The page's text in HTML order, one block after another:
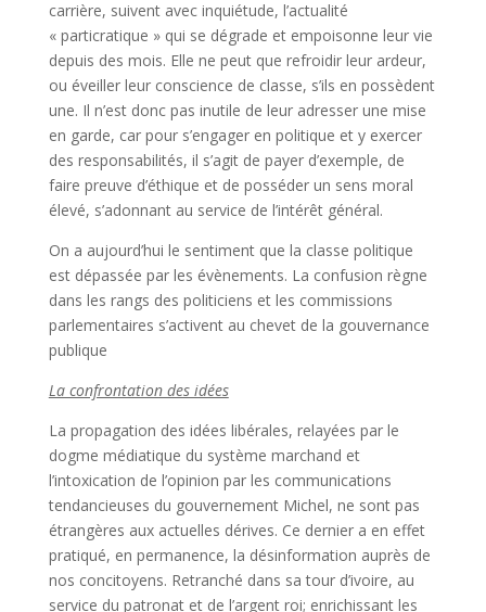
carrière, suivent avec inquiétude, l’actualité
« particratique » qui se dégrade et empoisonne leur vie
depuis des mois. Elle ne peut que refroidir leur ardeur,
ou éveiller leur conscience de classe, s’ils en possèdent
une. Il n’est donc pas inutile de leur adresser une mise
en garde, car pour s’engager en politique et y exercer
des responsabilités, il s’agit de payer d’exemple, de
faire preuve d’éthique et de posséder un sens moral
élevé, s’adonnant au service de l’intérêt général.
On a aujourd’hui le sentiment que la classe politique
est dépassée par les évènements. La confusion règne
dans les rangs des politiciens et les commissions
parlementaires s’activent au chevet de la gouvernance
publique
La confrontation des idées
La propagation des idées libérales, relayées par le
dogme médiatique du système marchand et
l’intoxication de l’opinion par les communications
tendancieuses du gouvernement Michel, ne sont pas
étrangères aux actuelles dérives. Ce dernier a en effet
pratiqué, en permanence, la désinformation auprès de
nos concitoyens. Retranché dans sa tour d’ivoire, au
service du patronat et de l’argent roi; enrichissant les